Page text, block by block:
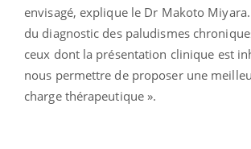
envisagé, explique le Dr Makoto
du diagnostic des paludismes
ceux dont la présentation clinique est
nous permettre de proposer une
charge thérapeutique ».